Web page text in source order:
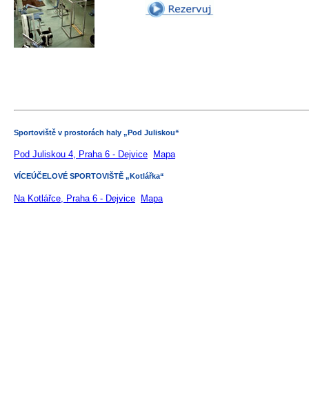
Sportoviště v prostorách haly „Pod Juliskou“
Pod Juliskou 4, Praha 6 - Dejvice Mapa
VÍCEÚČELOVÉ SPORTOVIŠTĚ „Kotlářka“
Na Kotlářce, Praha 6 - Dejvice Mapa